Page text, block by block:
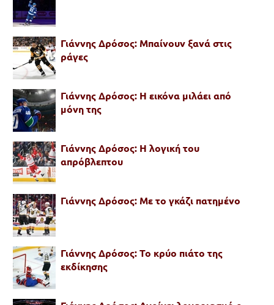
Γιάννης Δρόσος: Μπαίνουν ξανά στις
ράγες
Γιάννης Δρόσος: Η εικόνα μιλάει από
μόνη της
Γιάννης Δρόσος: Η λογική του
απρόβλεπτου
Γιάννης Δρόσος: Με το γκάζι πατημένο
Γιάννης Δρόσος: Το κρύο πιάτο της
εκδίκησης